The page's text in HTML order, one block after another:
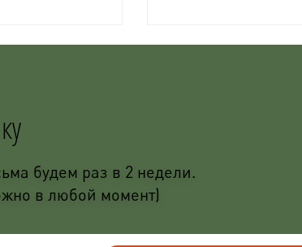
будем раз в 2 недели.
в любой момент)